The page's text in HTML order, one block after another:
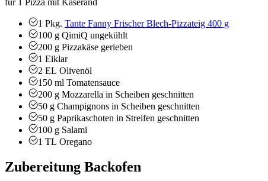
für 1 Pizza mit Käserand
1 Pkg. Tante Fanny Frischer Blech-Pizzateig 400 g
100 g QimiQ ungekühlt
200 g Pizzakäse gerieben
1 Eiklar
2 EL Olivenöl
150 ml Tomatensauce
200 g Mozzarella in Scheiben geschnitten
50 g Champignons in Scheiben geschnitten
50 g Paprikaschoten in Streifen geschnitten
100 g Salami
1 TL Oregano
Zubereitung Backofen